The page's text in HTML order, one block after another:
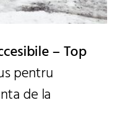
– Top
pentru
de la